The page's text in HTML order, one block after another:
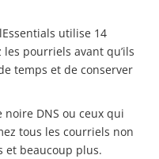
utilise 14
pourriels avant qu’ils
temps et de conserver
DNS ou ceux qui
tous les courriels non
et beaucoup plus.